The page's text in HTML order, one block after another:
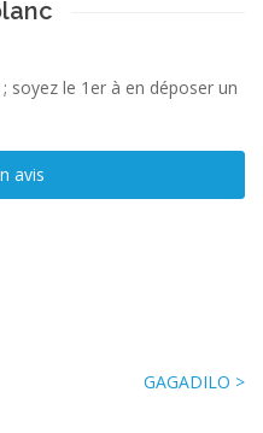
soyez le 1er à en déposer un
avis
GAGADILO >